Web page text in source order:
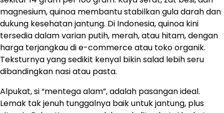
magnesium, quinoa membantu stabilkan gula darah dan
dukung kesehatan jantung. Di Indonesia, quinoa kini
tersedia dalam varian putih, merah, atau hitam, dengan
harga terjangkau di e-commerce atau toko organik.
Teksturnya yang sedikit kenyal bikin salad lebih seru
dibandingkan nasi atau pasta.
Alpukat, si “mentega alam”, adalah pasangan ideal.
Lemak tak jenuh tunggalnya baik untuk jantung, plus